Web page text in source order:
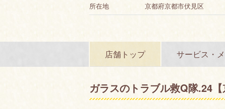
所在地
京都府京都市伏見区
店舗トップ サービス・
ガラスのトラブル救Q隊.24